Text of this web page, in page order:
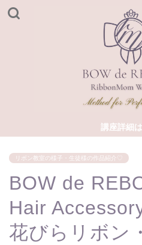
講座詳細
リボン教室の様子・生徒様の作品紹介♡
BOW de
Hair
花びらリボン